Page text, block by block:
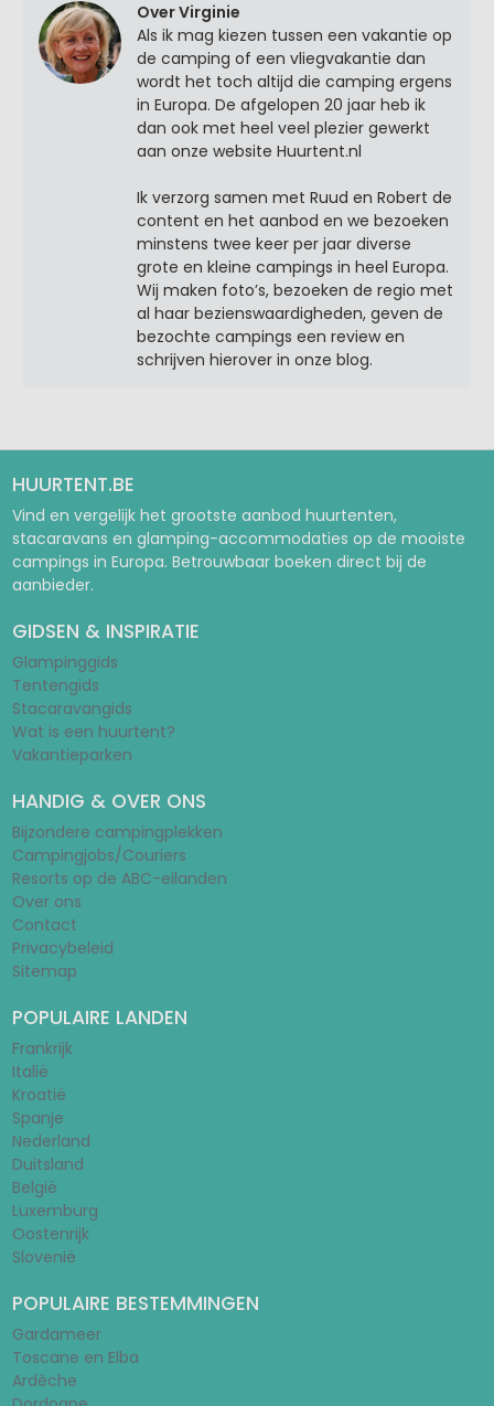
Over Virginie
Als ik mag kiezen tussen een vakantie op
de camping of een vliegvakantie dan
wordt het toch altijd die camping ergens
in Europa. De afgelopen 20 jaar heb ik
dan ook met heel veel plezier gewerkt
aan onze website Huurtent.nl
Ik verzorg samen met Ruud en Robert de
content en het aanbod en we bezoeken
minstens twee keer per jaar diverse
grote en kleine campings in heel Europa.
Wij maken foto’s, bezoeken de regio met
al haar bezienswaardigheden, geven de
bezochte campings een review en
schrijven hierover in onze blog.
HUURTENT.BE
Vind en vergelijk het grootste aanbod huurtenten,
stacaravans en glamping-accommodaties op de mooiste
campings in Europa. Betrouwbaar boeken direct bij de
aanbieder.
GIDSEN & INSPIRATIE
Glampinggids
Tentengids
Stacaravangids
Wat is een huurtent?
Vakantieparken
HANDIG & OVER ONS
Bijzondere campingplekken
Campingjobs/Couriers
Resorts op de ABC-eilanden
Over ons
Contact
Privacybeleid
Sitemap
POPULAIRE LANDEN
Frankrijk
Italië
Kroatië
Spanje
Nederland
Duitsland
België
Luxemburg
Oostenrijk
Slovenië
POPULAIRE BESTEMMINGEN
Gardameer
Toscane en Elba
Ardèche